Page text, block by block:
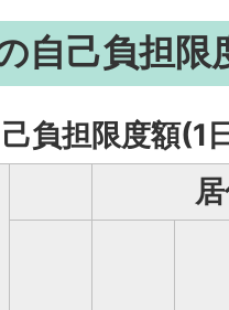
自己負担
負担限度額(1